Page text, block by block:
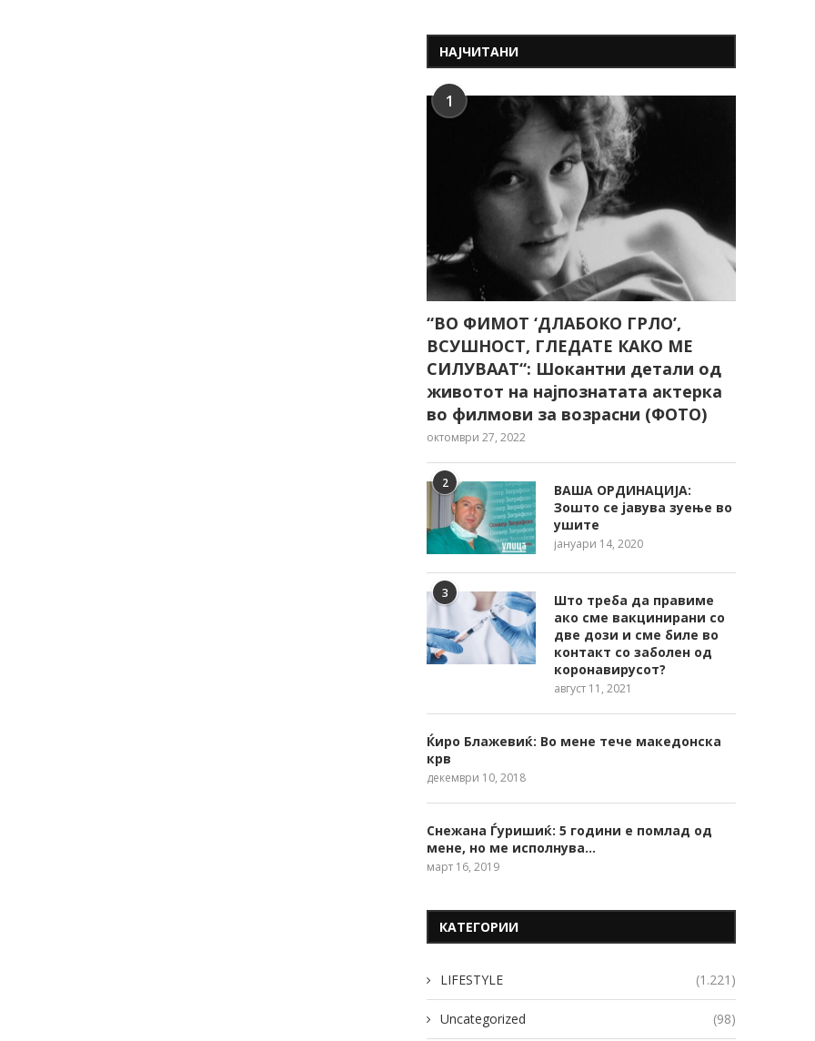
НАЈЧИТАНИ
1
“ВО ФИМОТ ‘ДЛАБОКО ГРЛО’,
ВСУШНОСТ, ГЛЕДАТЕ КАКО МЕ
СИЛУВААТ“: Шокантни детали од
животот на најпознатата актерка
во филмови за возрасни (ФОТО)
октомври 27, 2022
2
ВАША ОРДИНАЦИЈА:
Зошто се јавува зуење во
ушите
јануари 14, 2020
3
Што треба да правиме
ако сме вакцинирани со
две дози и сме биле во
контакт со заболен од
коронавирусот?
август 11, 2021
Ќиро Блажевиќ: Во мене тече македонска
крв
декември 10, 2018
Снежана Ѓуришиќ: 5 години е помлад од
мене, но ме исполнува…
март 16, 2019
КАТЕГОРИИ
LIFESTYLE (1.221)
Uncategorized (98)